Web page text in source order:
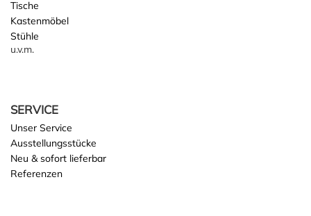
Tische
Kastenmöbel
Stühle
u.v.m.
SERVICE
Unser Service
Ausstellungsstücke
Neu & sofort lieferbar
Referenzen